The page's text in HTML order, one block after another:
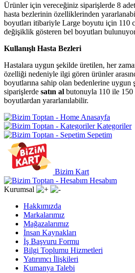
Ürünler için vereceğiniz siparişlerde 8
hasta bezlerinin özelliklerinden
boyutları itibariyle Large boyutu için 110
değişiklik gösteren bel boyutları
Kullanışlı Hasta Bezleri
Hastalara uygun şekilde üretilen, her
özelliği nedeniyle ilgi gören ürünler
boyutlarına sahip olan bedenlerine uygun
siparişlerde satın al butonuyla 110 ile 150
boyutlardan yararlanılabilir.
Anasayfa
Kategoriler
Sepetim
Bizim Kart
Hesabım
Kurumsal
Hakkımızda
Markalarımız
Mağazalarımız
İnsan Kaynakları
İş Başvuru Formu
Bilgi Toplumu Hizmetleri
Yatırımcı İlişkileri
Kumanya Talebi